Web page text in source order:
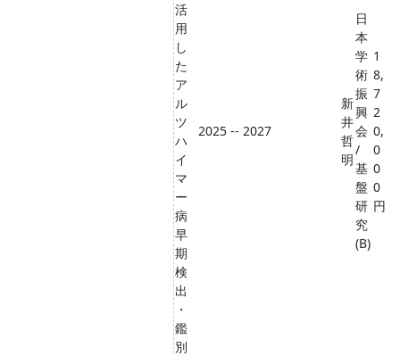
活
用
し
た
ア
ル
ツ
ハ
イ
マ
ー
病
早
期
検
出
・
鑑
別
2025 -- 2027
新
井
哲
明
日
本
学
術
振
興
会
/
基
盤
研
究
(B)
1
8,
7
2
0,
0
0
0
円